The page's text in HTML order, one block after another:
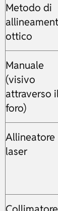
Metodo di
ottico
Manuale
(visivo
attraverso
foro)
Allineatore
laser